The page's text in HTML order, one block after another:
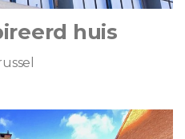
huis